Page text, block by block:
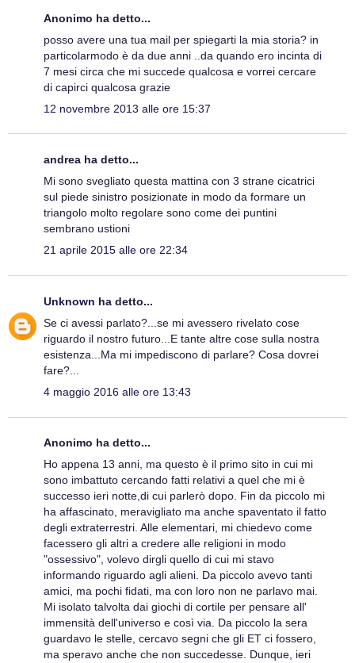
Anonimo ha detto...
posso avere una tua mail per spiegarti la mia storia? in
particolarmodo è da due anni ..da quando ero incinta di
7 mesi circa che mi succede qualcosa e vorrei cercare
di capirci qualcosa grazie
12 novembre 2013 alle ore 15:37
andrea ha detto...
Mi sono svegliato questa mattina con 3 strane cicatrici
sul piede sinistro posizionate in modo da formare un
triangolo molto regolare sono come dei puntini
sembrano ustioni
21 aprile 2015 alle ore 22:34
Unknown ha detto...
Se ci avessi parlato?...se mi avessero rivelato cose
riguardo il nostro futuro...E tante altre cose sulla nostra
esistenza...Ma mi impediscono di parlare? Cosa dovrei
fare?...
4 maggio 2016 alle ore 13:43
Anonimo ha detto...
Ho appena 13 anni, ma questo è il primo sito in cui mi
sono imbattuto cercando fatti relativi a quel che mi è
successo ieri notte,di cui parlerò dopo. Fin da piccolo mi
ha affascinato, meravigliato ma anche spaventato il fatto
degli extraterrestri. Alle elementari, mi chiedevo come
facessero gli altri a credere alle religioni in modo
"ossessivo", volevo dirgli quello di cui mi stavo
informando riguardo agli alieni. Da piccolo avevo tanti
amici, ma pochi fidati, ma con loro non ne parlavo mai.
Mi isolato talvolta dai giochi di cortile per pensare all'
immensità dell'universo e così via. Da piccolo la sera
guardavo le stelle, cercavo segni che gli ET ci fossero,
ma speravo anche che non succedesse. Dunque, ieri